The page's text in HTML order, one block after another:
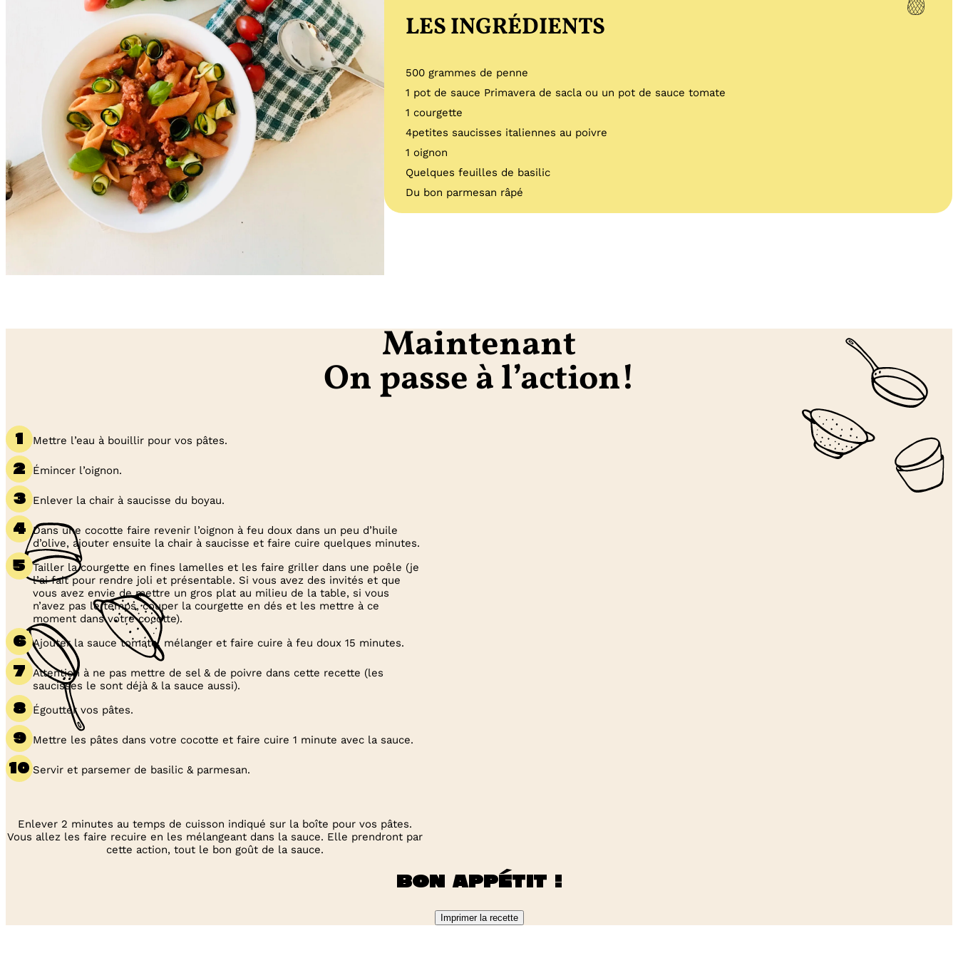
LES INGRÉDIENTS
500 grammes de penne
1 pot de sauce Primavera de sacla ou un pot de sauce tomate
1 courgette
4petites saucisses italiennes au poivre
1 oignon
Quelques feuilles de basilic
Du bon parmesan râpé
Maintenant
On passe à l’action!
Mettre l’eau à bouillir pour vos pâtes.
Émincer l’oignon.
Enlever la chair à saucisse du boyau.
Dans une cocotte faire revenir l’oignon à feu doux dans un peu d’huile
d’olive, ajouter ensuite la chair à saucisse et faire cuire quelques minutes.
Tailler la courgette en fines lamelles et les faire griller dans une poêle (je
l’ai fait pour rendre joli et présentable. Si vous avez des invités et que
vous avez envie de mettre un gros plat au milieu de la table, si vous
n’avez pas le temps, couper la courgette en dés et les mettre à ce
moment dans votre cocotte).
Ajouter la sauce tomate, mélanger et faire cuire à feu doux 15 minutes.
Attention à ne pas mettre de sel & de poivre dans cette recette (les
saucisses le sont déjà & la sauce aussi).
Égoutter vos pâtes.
Mettre les pâtes dans votre cocotte et faire cuire 1 minute avec la sauce.
Servir et parsemer de basilic & parmesan.
Enlever 2 minutes au temps de cuisson indiqué sur la boîte pour vos pâtes.
Vous allez les faire recuire en les mélangeant dans la sauce. Elle prendront par
cette action, tout le bon goût de la sauce.
Bon appétit !
Imprimer la recette